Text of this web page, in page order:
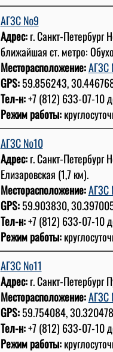
АГЗС №9
Адрес:г. Санкт-Петербург
ближайшая ст. метро:
Месторасположение:АГЗС
GPS:59.856243,
Тел-н:+7 (812) 633-07-10
Режим работы:
АГЗС №10
Адрес:г. Санкт-Петербург
Елизаровская (1,7 км).
Месторасположение:АГЗС
GPS:59.903830,
Тел-н:+7 (812) 633-07-10
Режим работы:
АГЗС №11
Адрес:г. Санкт-Петербург
Месторасположение:АГЗС
GPS:59.754084, 30.320478
Тел-н:+7 (812) 633-07-10
Режим работы: